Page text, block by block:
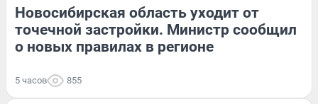
Новосибирская область уходит от
точечной застройки. Министр сообщил
о новых правилах в регионе
5 часов 855